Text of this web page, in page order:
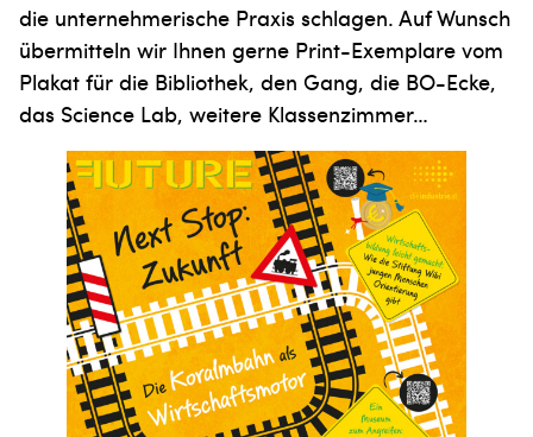
die unternehmerische Praxis schlagen. Auf Wunsch
übermitteln wir Ihnen gerne Print-Exemplare vom
Plakat für die Bibliothek, den Gang, die BO-Ecke,
das Science Lab, weitere Klassenzimmer…